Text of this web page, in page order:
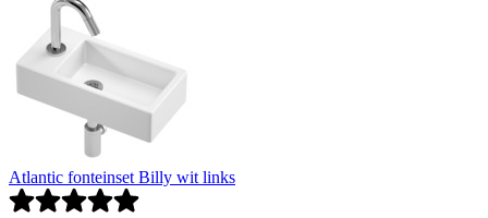
Atlantic fonteinset Billy wit links